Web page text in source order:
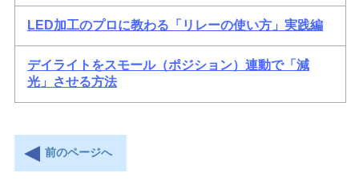
LED加工のプロに教わる「リレーの使い方」実践編
デイライトをスモール（ポジション）連動で「減
光」させる方法
前のページへ